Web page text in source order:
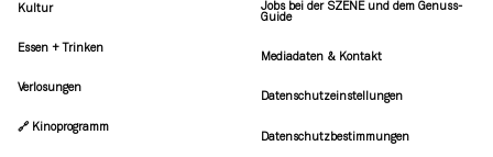
Kultur
Essen + Trinken
Verlosungen
🔗 Kinoprogramm
Jobs bei der SZENE und dem Genuss-
Guide
Mediadaten & Kontakt
Datenschutzeinstellungen
Datenschutzbestimmungen